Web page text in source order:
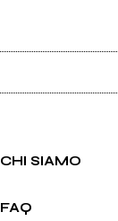
CHI SIAMO
FAQ